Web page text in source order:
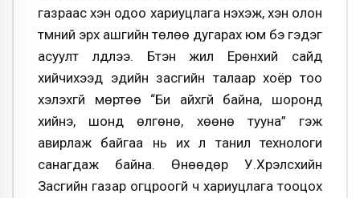
газраас хэн одоо хариуцлага нэхэж, хэн олон
түмний эрх ашгийн төлөө дугарах юм бэ гэдэг
асуулт үлдлээ. Бүтэн жил Ерөнхий сайд
хийчихээд эдийн засгийн талаар хоёр тоо
хэлэхгүй мөртөө “Би айхгүй байна, шоронд
хийнэ, шонд өлгөнө, хөөнө тууна” гэж
авирлаж байгаа нь их л танил технологи
санагдаж байна. Өнөөдөр У.Хүрэлсүхийн
Засгийн газар огцроогүй ч хариуцлага тооцох